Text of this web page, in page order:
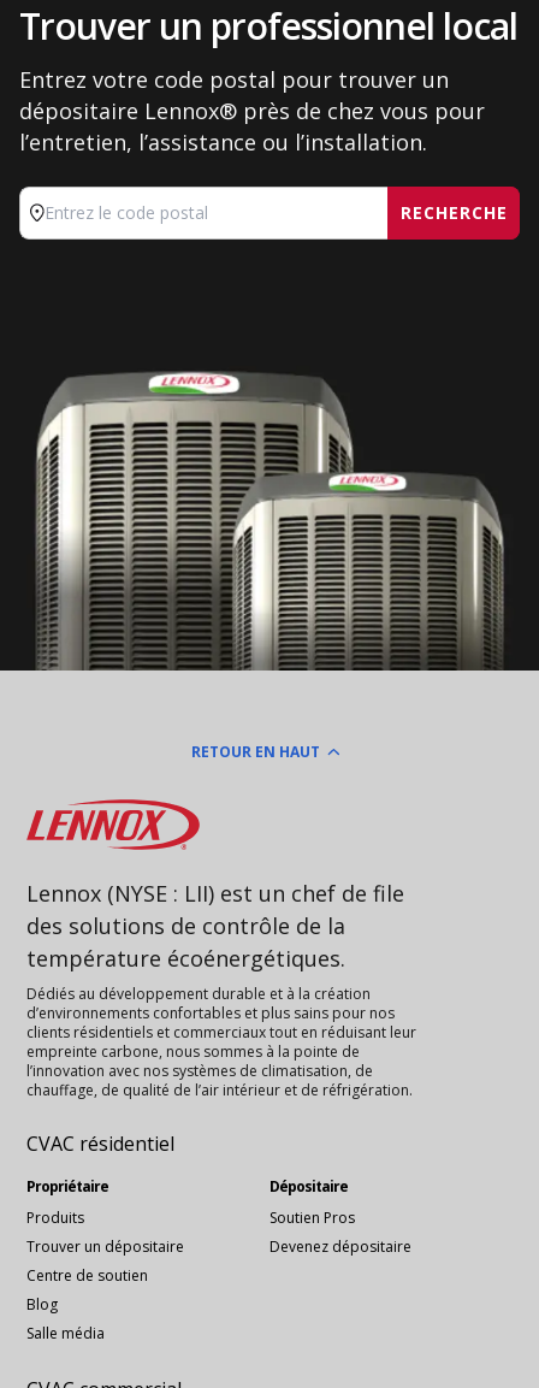
Trouver un professionnel local
Entrez votre code postal pour trouver un
dépositaire Lennox® près de chez vous pour
l’entretien, l’assistance ou l’installation.
Entrez le code postal RECHERCHE
RETOUR EN HAUT
Lennox
Lennox (NYSE : LII) est un chef de file
des solutions de contrôle de la
température écoénergétiques.
Dédiés au développement durable et à la création
d’environnements confortables et plus sains pour nos
clients résidentiels et commerciaux tout en réduisant leur
empreinte carbone, nous sommes à la pointe de
l’innovation avec nos systèmes de climatisation, de
chauffage, de qualité de l’air intérieur et de réfrigération.
CVAC résidentiel
Propriétaire
Produits
Trouver un dépositaire
Centre de soutien
Blog
Salle média
Dépositaire
Soutien Pros
Devenez dépositaire